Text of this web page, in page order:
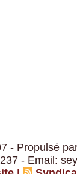
- Propulsé
- Email: